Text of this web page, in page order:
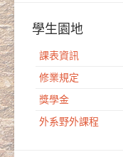
學生園地
課表資訊
修業規定
獎學金
外系野外課程